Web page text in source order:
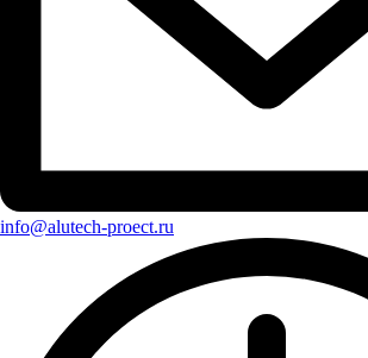
info@alutech-proect.ru